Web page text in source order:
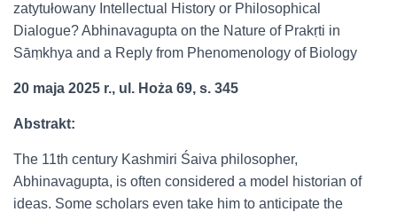
zatytułowany Intellectual History or Philosophical
Dialogue? Abhinavagupta on the Nature of Prakṛti in
Sāṃkhya and a Reply from Phenomenology of Biology
20 maja 2025 r., ul. Hoża 69, s. 345
Abstrakt:
The 11th century Kashmiri Śaiva philosopher,
Abhinavagupta, is often considered a model historian of
ideas. Some scholars even take him to anticipate the